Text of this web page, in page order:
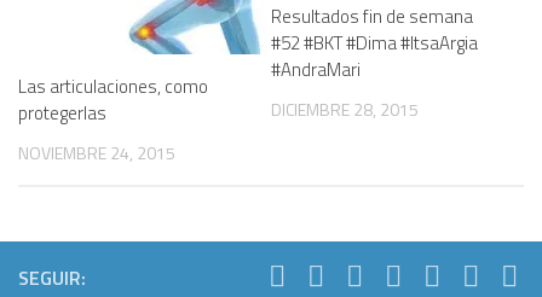
Las articulaciones, como
protegerlas
NOVIEMBRE 24, 2015
Resultados fin de semana
#52 #BKT #Dima #ItsaArgia
#AndraMari
DICIEMBRE 28, 2015
SEGUIR: